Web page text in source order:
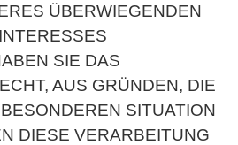
ÜBERWIEGENDEN
SIE DAS
AUS GRÜNDEN, DIE
SITUATION
DIESE VERARBEITUNG